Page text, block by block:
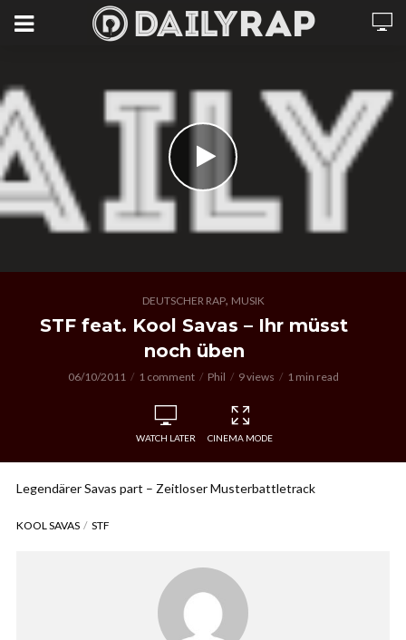
DEUTSCHER RAP, MUSIK
STF feat. Kool Savas – Ihr müsst
noch üben
06/10/2011 1 comment Phil 9 views 1 min read
WATCH LATER CINEMA MODE
Legendärer Savas part – Zeitloser Musterbattletrack
KOOL SAVAS STF